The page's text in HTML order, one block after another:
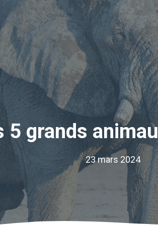
5 grands
23 mars 2024